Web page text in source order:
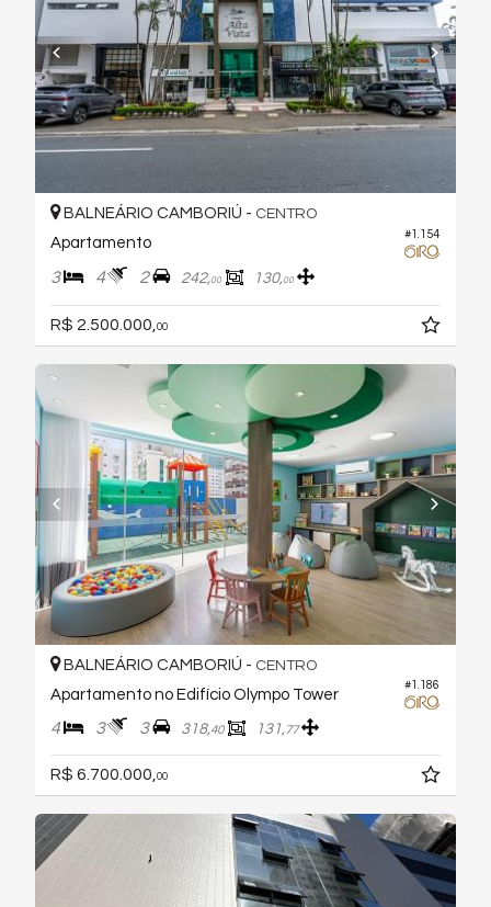
#1.154
BALNEÁRIO CAMBORIÚ - CENTRO
Apartamento
3 4 2 242,00 130,00
R$ 2.500.000, 00
#1.186
BALNEÁRIO CAMBORIÚ - CENTRO
Apartamento no Edifício Olympo Tower
4 3 3 318,40 131,77
R$ 6.700.000,00